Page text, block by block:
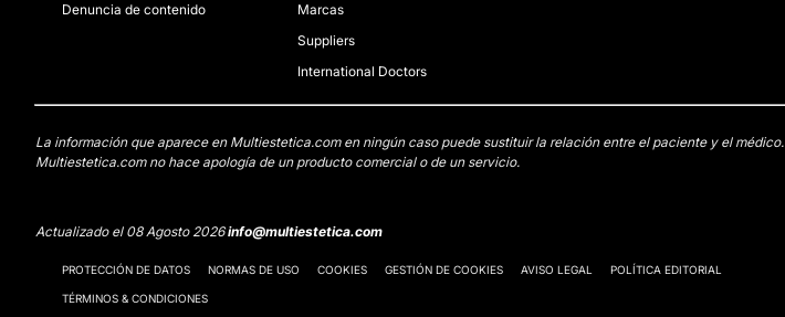
Denuncia de contenido
Marcas
Suppliers
International Doctors
La información que aparece en Multiestetica.com en ningún caso puede sustituir la relación entre el paciente y el médico.
Multiestetica.com no hace apología de un producto comercial o de un servicio.
Actualizado el 08 Agosto 2026info@multiestetica.com
PROTECCIÓN DE DATOS NORMAS DE USO COOKIES GESTIÓN DE COOKIES AVISO LEGAL POLÍTICA EDITORIAL
TÉRMINOS & CONDICIONES